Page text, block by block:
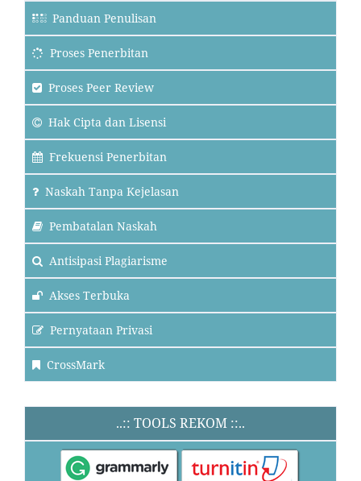
Panduan Penulisan
Proses Penerbitan
Proses Peer Review
Hak Cipta dan Lisensi
Frekuensi Penerbitan
Naskah Tanpa Kejelasan
Pembatalan Naskah
Antisipasi Plagiarisme
Akses Terbuka
Pernyataan Privasi
CrossMark
..:: TOOLS REKOM ::..